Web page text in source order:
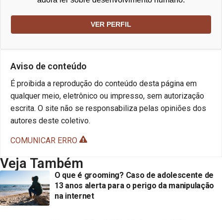
VER PERFIL
Aviso de conteúdo
É proibida a reprodução do conteúdo desta página em
qualquer meio, eletrônico ou impresso, sem autorização
escrita. O site não se responsabiliza pelas opiniões dos
autores deste coletivo.
COMUNICAR ERRO
Veja Também
O que é grooming? Caso de adolescente de
13 anos alerta para o perigo da manipulação
na internet